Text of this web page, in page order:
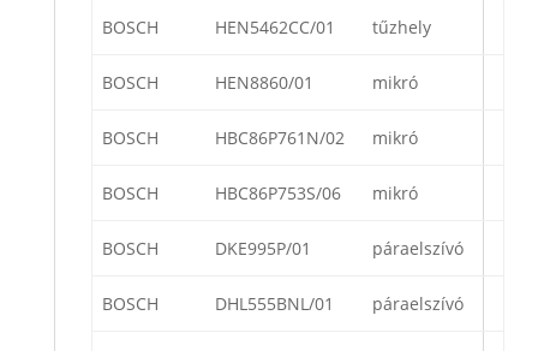
BOSCH HEN5462CC/01 tűzhely
BOSCH HEN8860/01 mikró
BOSCH HBC86P761N/02 mikró
BOSCH HBC86P753S/06 mikró
BOSCH DKE995P/01 páraelszívó
BOSCH DHL555BNL/01 páraelszívó